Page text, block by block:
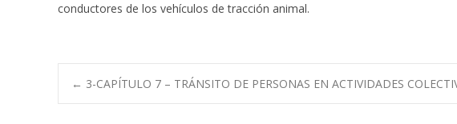
conductores de los vehículos de tracción animal.
Navegación
← 3-CAPÍTULO 7 – TRÁNSITO DE PERSONAS EN ACTIVIDADES